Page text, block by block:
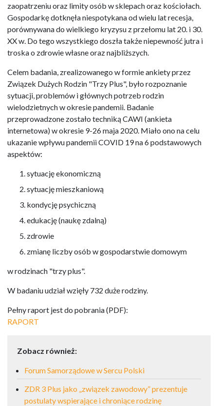
zaopatrzeniu oraz limity osób w sklepach oraz kościołach.
Gospodarkę dotknęła niespotykana od wielu lat recesja,
porównywana do wielkiego kryzysu z przełomu lat 20. i 30.
XX w. Do tego wszystkiego doszła także niepewność jutra i
troska o zdrowie własne oraz najbliższych.
Celem badania, zrealizowanego w formie ankiety przez
Związek Dużych Rodzin "Trzy Plus", było rozpoznanie
sytuacji, problemów i głównych potrzeb rodzin
wielodzietnychw okresie pandemii. Badanie
przeprowadzone zostało techniką CAWI (ankieta
internetowa) w okresie 9-26 maja 2020. Miało ono na celu
ukazanie wpływu pandemii COVID 19 na 6 podstawowych
aspektów:
sytuację ekonomiczną
sytuację mieszkaniową
kondycję psychiczną
edukację (naukę zdalną)
zdrowie
zmianę liczby osób w gospodarstwie domowym
w rodzinach "trzy plus".
W badaniu udział wzięły 732 duże rodziny.
Pełny raport jest do pobrania (PDF):
RAPORT
Zobacz również:
Forum Samorządowe w Sercu Polski
ZDR 3 Plus jako „związek zawodowy” prezentuje
postulaty wspierające i chroniące rodzinę